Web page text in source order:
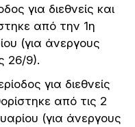
για διεθνείς και
από την 1η
(για άνεργους
26/9).
για διεθνείς
από τις 2
(για άνεργους